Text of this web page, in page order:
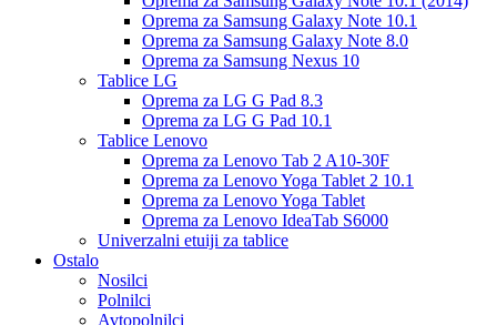
Oprema za Samsung Galaxy Note 10.1
Oprema za Samsung Galaxy Note 8.0
Oprema za Samsung Nexus 10
Tablice LG
Oprema za LG G Pad 8.3
Oprema za LG G Pad 10.1
Tablice Lenovo
Oprema za Lenovo Tab 2 A10-30F
Oprema za Lenovo Yoga Tablet 2 10.1
Oprema za Lenovo Yoga Tablet
Oprema za Lenovo IdeaTab S6000
Univerzalni etuiji za tablice
Ostalo
Nosilci
Polnilci
Avtopolnilci